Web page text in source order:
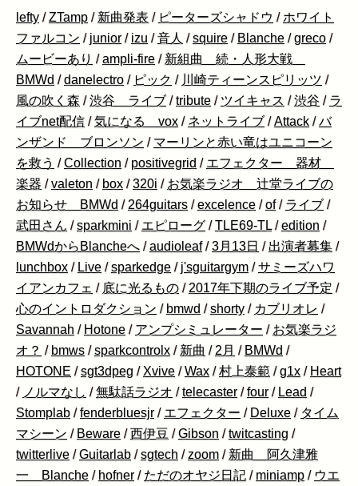
lefty /ZTamp / 新曲発表 / ピーターズシャドウ / ホワイト
ファルコン / junior / izu /音人 /squire / Blanche /greco /
ムービーあり /ampli-fire / 新組曲 続・人形大戦
BMWd /danelectro / ピック / 川崎ティーンスピリッツ /
風の吹く森 /渋谷 ライブ /tribute / ツイキャス /渋谷 / ラ
イブnet配信 /気になる vox / ネットライブ /Attack /バ
ンザンド ブロンソン / マーリンと赤い竜はユニコーン
を救う /Collection / positivegrid / エフェクター 器材
楽器 /valeton / box /320i / お気楽ラジオ 辻堂ライブの
お知らせ BMWd / 264guitars /excelence /of / ライブ /
武田さん /sparkmini / エピローグ /TLE69-TL /edition /
BMWdからBlancheへ /audioleaf /3月13日 / 出演者募集 /
lunchbox / Live /sparkedge / j'sguitargym /サミーズハワ
イアンカフェ / 底に光るもの / 2017年下期のライブ予定 /
心のイントロダクション / bmwd /shorty / カブリオレ /
Savannah / Hotone / アンプシミュレーター / お気楽ラジ
オ？ / bmws /sparkcontrolx / 新曲 / 2月 / BMWd /
HOTONE /sgt3dpeg / Xvive /Wax /村上泰範 /g1x / Heart
/ ノルマなし /無駄話ラジオ /telecaster /four / Lead /
Stomplab /fenderbluesjr / エフェクター / Deluxe / タイム
マシーン / Beware /西伊豆 /Gibson /twitcasting /
twitterlive /Guitarlab /sgtech /zoom / 新曲 阿久津雅
一 Blanche / hofner / ただのオヤジ日記 / miniamp / ウエ